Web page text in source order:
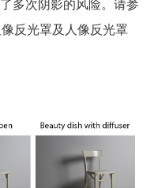
多次阴影的风险。请参
反光罩及人像反光罩